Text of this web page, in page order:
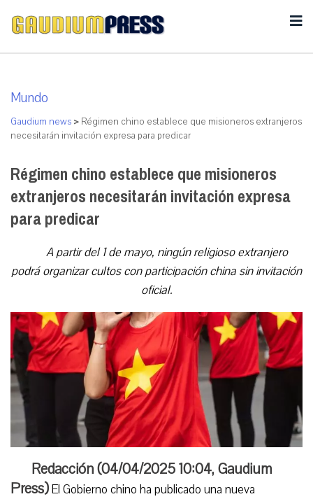
Mundo
Gaudium news > Régimen chino establece que misioneros extranjeros
necesitarán invitación expresa para predicar
Régimen chino establece que misioneros
extranjeros necesitarán invitación expresa
para predicar
A partir del 1 de mayo, ningún religioso extranjero
podrá organizar cultos con participación china sin invitación
oficial.
Redacción (04/04/2025 10:04, Gaudium
Press)El Gobierno chino ha publicado una nueva